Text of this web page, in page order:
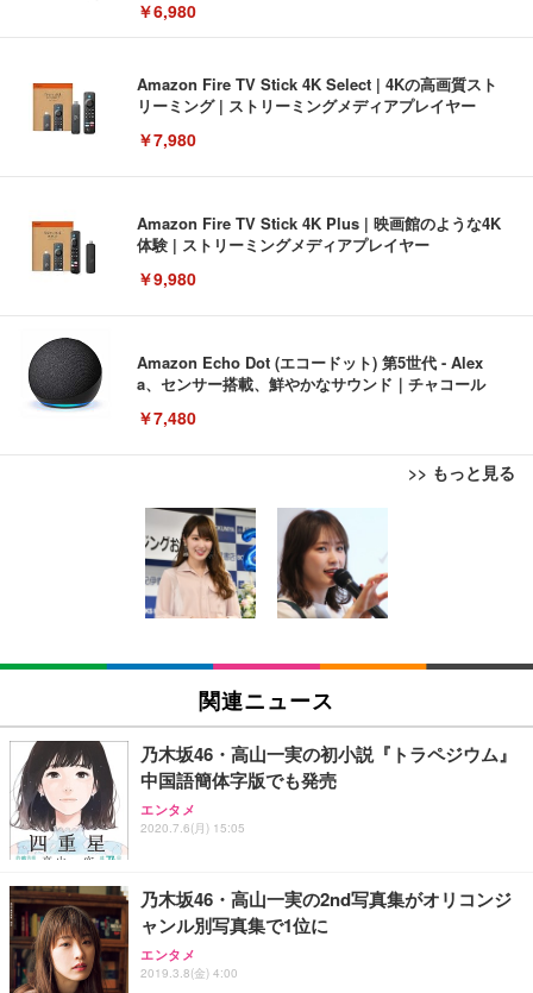
￥6,980
Amazon Fire TV Stick 4K Select | 4Kの高画質スト
リーミング | ストリーミングメディアプレイヤー
￥7,980
Amazon Fire TV Stick 4K Plus | 映画館のような4K
体験 | ストリーミングメディアプレイヤー
￥9,980
Amazon Echo Dot (エコードット) 第5世代 - Alex
a、センサー搭載、鮮やかなサウンド｜チャコール
￥7,480
>> もっと見る
[EdoErgo] オフィスチェア 椅子 テレワーク 疲れな
い 跳ね上げ式アームレスト コンパクト 約105度ロッ
キング pc 事務椅子 360度回転 座面昇降 強化ナイロ
ン樹脂ベース 通気性メッシュ 在宅ワーク H-WY01
(黒網+黒枠+黒足)
￥5,699
SIHOO B100 オフィスチェア／デスクチェア メッシ
ュチェア 人間工学 疲れない ブラック
￥27,999
Sezlife オフィスチェア デスクチェア 疲れない テレ
ワーク チェア 強化バックレスト 30度ロッキング機
能 人間工学 椅子 腰サポート 90度跳ね上げ式アーム
務用 おしゃれ パソコンチェア (ブラック)
Sezlife オフィスチェア デスクチェア 疲れない テレ
ワーク チェア 強化バックレスト 30度ロッキング機
能 人間工学 椅子 腰サポート 90度跳ね上げ式アーム
EIZO ビジネス向けプレミアムモニター | FlexScan
EV3240X-WT | 31.5型4K UHD・USB Type-C・ホワ
イト
￥105,595
EIZO ビジネス向けプレミアムモニター | FlexScan
￥109,572
【純正品】27"ゲーミングモニター DualSense 充電
フック付き（CFI-ZDM1J）
【整備済み品】Dell E2724HS 27インチ 液晶モニタ
ー フルHD（1920×1080）VA 非光沢 HDMI/DisplayP
ort/VGA スピーカー内蔵 高さ調整 スイベル VESA対
Amazonベーシック ペットシーツ 薄型 レギュラー 1
回使い捨て 無香料 ホワイト 300枚
￥3,373
Amazonベーシック ペットシーツ 厚型 ワイド 42枚
x2袋(84枚) ホワイト(吸収面:ライトブルー)
￥3,234
ネオ・ルーライフ ネオ・オムツ L 中型犬用 26枚入
り 単品
Smart Basic(スマートベーシック) 【Amazon.co.jp
限定】 Smart Basic アイリスオーヤマ ペットシーツ
超厚型 お徳用 ワイド 100枚入 (x 1) (ケース販売)
関連ニュース
乃木坂46・高山一実の初小説『トラペジウム』
中国語簡体字版でも発売
エンタメ
2020.7.6(月) 15:05
乃木坂46・高山一実の2nd写真集がオリコンジ
ャンル別写真集で1位に
エンタメ
2019.3.8(金) 4:00